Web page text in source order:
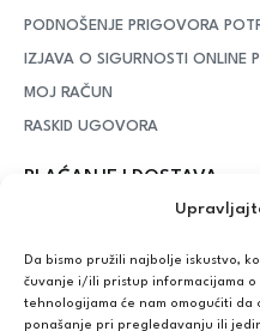
Da bismo pružili najbolje iskustvo,
čuvanje i/ili pristup informacijama o
tehnologijama će nam omogućiti da
ponašanje pri pregledavanju ili
PODNOŠENJE PRIGOVORA
IZJAVA O SIGURNOSTI ONLINE
MOJ RAČUN
RASKID UGOVORA
PLAĆANJE I DOSTAVA
– iznad